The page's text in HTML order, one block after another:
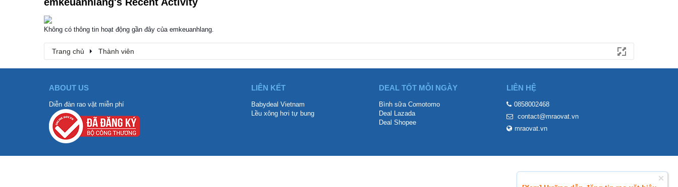
Không có thông tin hoạt động gần đây của emkeuanhlang.
Trang chủ Thành viên
ABOUT US
Diễn đàn rao vặt miễn phí
LIÊN KẾT
Babydeal Vietnam
Lều xông hơi tự bung
DEAL TỐT MỖI NGÀY
Bình sữa Comotomo
Deal Lazada
Deal Shopee
LIÊN HỆ
0858002468
contact@mraovat.vn
mraovat.vn